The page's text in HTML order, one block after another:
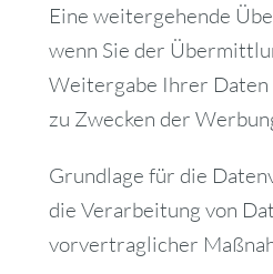
Eine weitergehende
wenn Sie der
Weitergabe Ihrer Daten
zu Zwecken der
Grundlage für die
die Verarbeitung von
vorvertraglicher